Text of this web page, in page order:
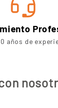
años de